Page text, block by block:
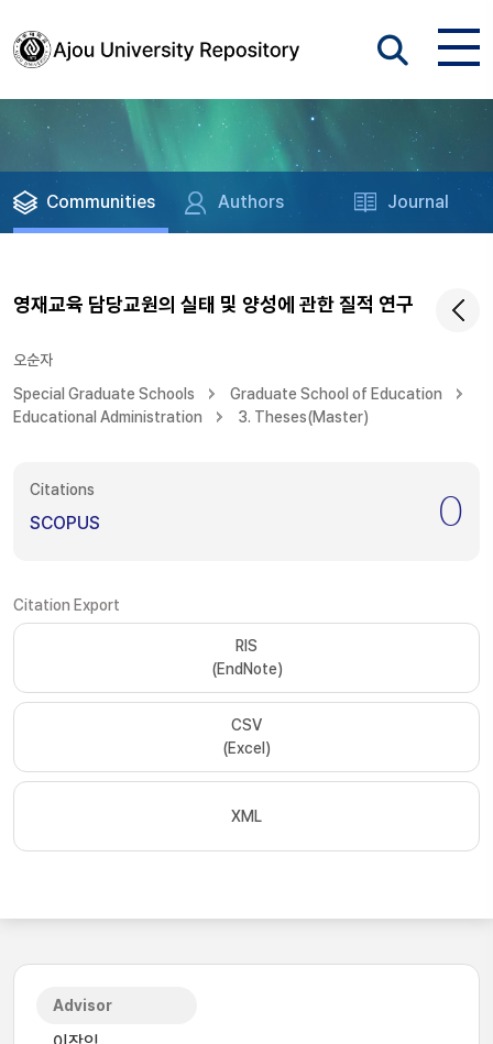
Communities Authors Journal
영재교육 담당교원의 실태 및 양성에 관한 질적 연구
오순자
Special Graduate Schools
Graduate School of Education
Educational Administration
3. Theses(Master)
Citations
SCOPUS 0
Citation Export
RIS
(EndNote)
CSV
(Excel)
XML
Advisor